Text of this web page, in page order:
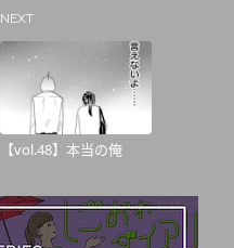
NEXT
【vol.48】本当の俺